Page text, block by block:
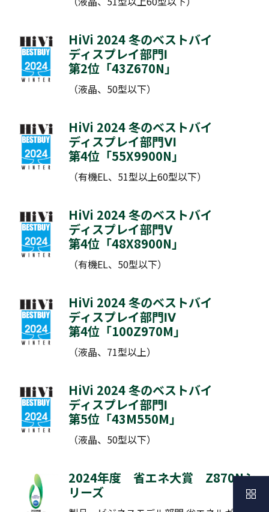
HiVi 2024 冬のベストバイ
ディスプレイ部門Ⅰ
第2位「43Z670N」
（液晶、50型以下）
HiVi 2024 冬のベストバイ
ディスプレイ部門Ⅵ
第4位「55X9900N」
（有機EL、51型以上60型以下）
HiVi 2024 冬のベストバイ
ディスプレイ部門Ⅴ
第4位「48X8900N」
（有機EL、50型以下）
HiVi 2024 冬のベストバイ
ディスプレイ部門Ⅳ
第4位「100Z970M」
（液晶、71型以上）
HiVi 2024 冬のベストバイ
ディスプレイ部門Ⅰ
第5位「43M550M」
（液晶、50型以下）
2024年度 省エネ大賞 Z870Nシ
リーズ